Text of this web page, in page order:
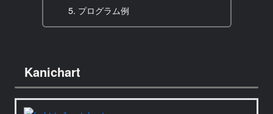
プログラム例
Kanichart